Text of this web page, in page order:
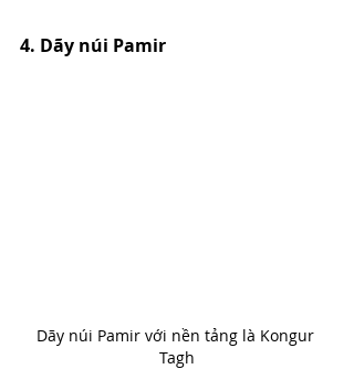
4. Dãy núi Pamir
Dãy núi Pamir với nền tảng là Kongur
Tagh